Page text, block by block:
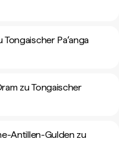
Paʻanga
zu Tongaischer
Antillen-Gulden zu